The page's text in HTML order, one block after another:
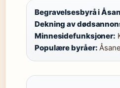
Begravelsesbyrå i
Dekning av
Minnesidefunksjoner:
Populære byråer: